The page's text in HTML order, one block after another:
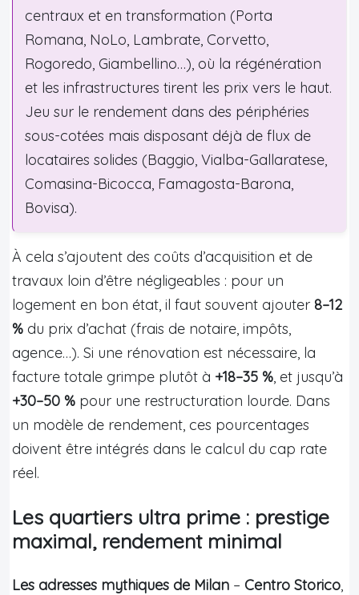
centraux et en transformation (Porta
Romana, NoLo, Lambrate, Corvetto,
Rogoredo, Giambellino…), où la régénération
et les infrastructures tirent les prix vers le haut.
Jeu sur le rendement dans des périphéries
sous-cotées mais disposant déjà de flux de
locataires solides (Baggio, Vialba-Gallaratese,
Comasina-Bicocca, Famagosta-Barona,
Bovisa).
À cela s’ajoutent des coûts d’acquisition et de
travaux loin d’être négligeables : pour un
logement en bon état, il faut souvent ajouter 8–12
% du prix d’achat (frais de notaire, impôts,
agence…). Si une rénovation est nécessaire, la
facture totale grimpe plutôt à +18–35 %, et jusqu’à
+30–50 % pour une restructuration lourde. Dans
un modèle de rendement, ces pourcentages
doivent être intégrés dans le calcul du cap rate
réel.
Les quartiers ultra prime : prestige
maximal, rendement minimal
Les adresses mythiques de Milan – Centro Storico,